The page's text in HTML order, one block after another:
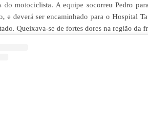
do motociclista. A equipe socorreu Pedro
e deverá ser encaminhado para o Hospital
Queixava-se de fortes dores na região da